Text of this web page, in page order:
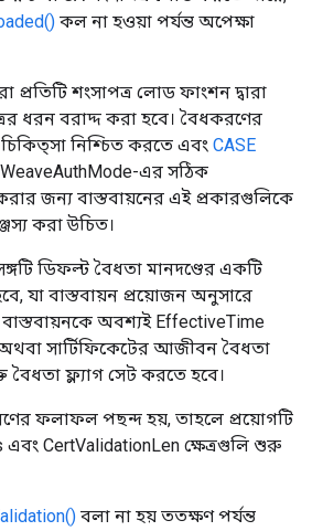
কল না হওয়া পর্যন্ত অপেক্ষা
প্রতিটি শংসাপত্র লোড ফাংশন দ্বারা
ধরন বরাদ্দ করা হবে। বৈধকরণের
নিশ্চিত করতে এবং CASE
এর সঠিক
জন্য বাস্তবায়নের এই প্রকারগুলিকে
করা উচিত।
ডিফল্ট বৈধতা মানদণ্ডের একটি
যা বাস্তবায়ন প্রয়োজন অনুসারে
অবশ্যই EffectiveTime
সার্টিফিকেটের আজীবন বৈধতা
ফ্ল্যাগ সেট করতে হবে।
ফলাফল পছন্দ হয়, তাহলে প্রয়োগটি
CertValidationLen ক্ষেত্রগুলি শুরু
বলা না হয় ততক্ষণ পর্যন্ত